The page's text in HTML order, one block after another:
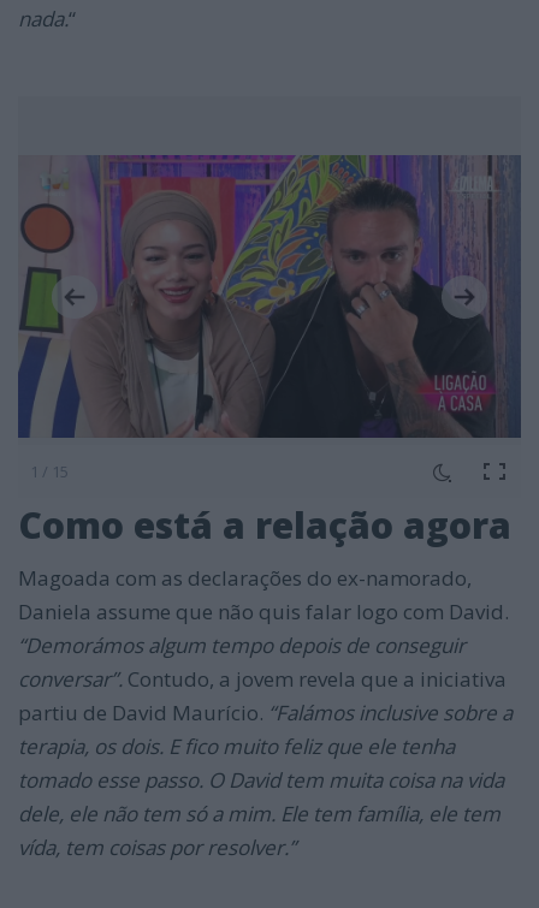
nada.“
1 / 15
Como está a relação agora
Magoada com as declarações do ex-namorado,
Daniela assume que não quis falar logo com David.
“Demorámos algum tempo depois de conseguir
conversar”. Contudo, a jovem revela que a iniciativa
partiu de David Maurício. “Falámos inclusive sobre a
terapia, os dois. E fico muito feliz que ele tenha
tomado esse passo. O David tem muita coisa na vida
dele, ele não tem só a mim. Ele tem família, ele tem
vída, tem coisas por resolver.”